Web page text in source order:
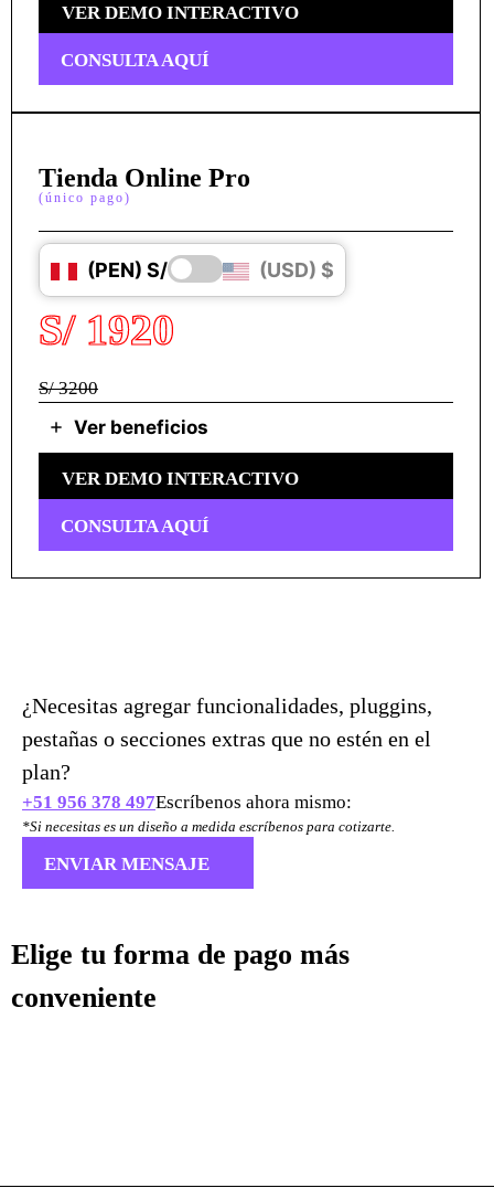
VER DEMO INTERACTIVO
CONSULTA AQUÍ
Tienda Online Pro
(único pago)
(PEN) S/ (USD) $
S/ 1920
S/ 3200
Ver beneficios
VER DEMO INTERACTIVO
CONSULTA AQUÍ
¿Necesitas agregar funcionalidades, pluggins,
pestañas o secciones extras que no estén en el
plan?
Escríbenos ahora mismo:
+51 956 378 497
*Si necesitas es un diseño a medida escríbenos para cotizarte.
ENVIAR MENSAJE
Elige tu forma de pago más
conveniente